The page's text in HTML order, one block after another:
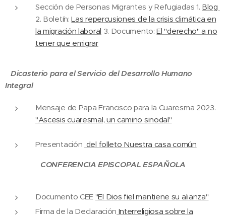
Sección de Personas Migrantes y Refugiadas 1. Blog
2. Boletín: Las repercusiones de la crisis climática en
la migración laboral 3. Documento:El "derecho" a no
tener que emigrar
Dicasterio para el Servicio del Desarrollo Humano
Integral
Mensaje de Papa Francisco para la Cuaresma 2023.
"Ascesis cuaresmal, un camino sinodal"
Presentación del folleto Nuestra casa común
CONFERENCIA EPISCOPAL ESPAÑOLA
Documento CEE "El Dios fiel mantiene su alianza"
Firma de la Declaración Interreligiosa sobre la